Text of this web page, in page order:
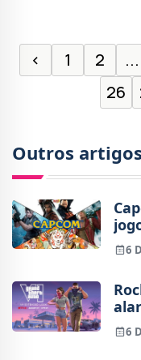
‹ 1 2 ...
26
Outros artigos
6
6